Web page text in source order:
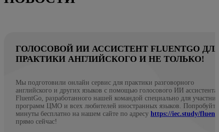
ГОЛОСОВОЙ ИИ АССИСТЕНТ FLUENTGO
ПРАКТИКИ АНГЛИЙСКОГО И НЕ ТОЛЬКО!
Мы подготовили онлайн сервис для практики разговорного
английского и других языков с помощью голосового ИИ ассистента
FluentGo, разработанного нашей командой специально для
программ ЦМО и всех любителей иностранных языков.
минуты бесплатно на нашем сайте по адресу https://iec.study/fluent/
прямо сейчас!